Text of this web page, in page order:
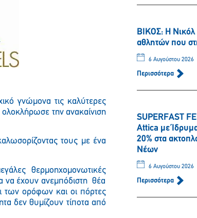
γνώμονα τις καλύτερες
την ανακαίνιση
τους με ένα
θερμοηχομονωτικές
να έχουν ανεμπόδιστη θέα
των ορόφων και οι πόρτες
δεν θυμίζουν τίποτα από
ΒΙΚΟΣ: Η Νικόλ
αθλητών που
6 Αυγούστου 2026
Περισσότερα
SUPERFAST
Attica με
20% στα
Νέων
6 Αυγούστου 2026
Περισσότερα